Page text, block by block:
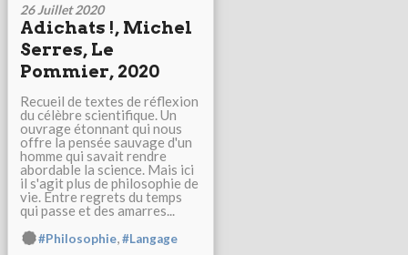
26 Juillet 2020
Adichats !, Michel
Serres, Le
Pommier, 2020
Recueil de textes de réflexion
du célèbre scientifique. Un
ouvrage étonnant qui nous
offre la pensée sauvage d'un
homme qui savait rendre
abordable la science. Mais ici
il s'agit plus de philosophie de
vie. Entre regrets du temps
qui passe et des amarres...
#Philosophie #Langage